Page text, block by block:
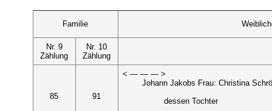
Familie
Nr. 9
Zählung
Nr. 10
Zählung
85 91
< — — — >
Johann Jakobs Frau: Christina
dessen Tochter